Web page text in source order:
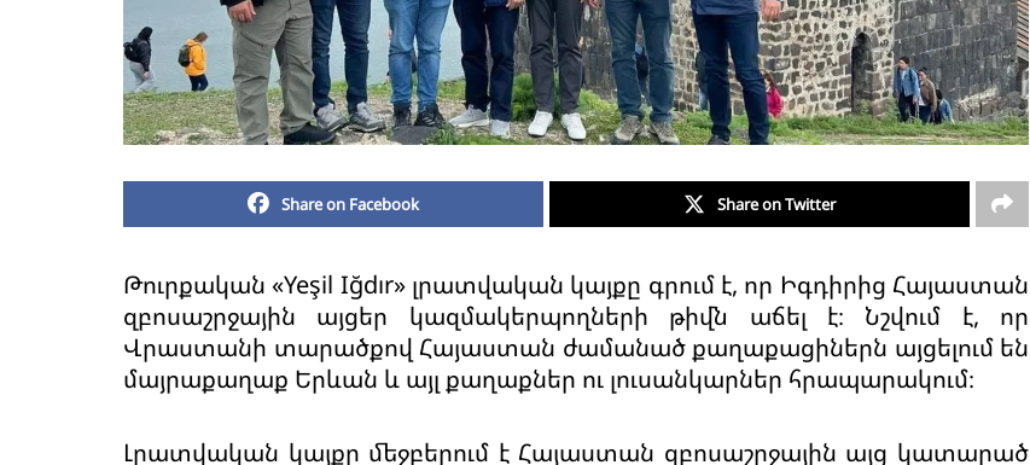
Share on Facebook Share on Twitter
Թուրքական «Yeşil Iğdır» լրատվական կայքը գրում է, որ Իգդիրից Հայաստան
զբոսաշրջային այցեր կազմակերպողների թիվն աճել է։ Նշվում է, որ
Վրաստանի տարածքով Հայաստան ժամանած քաղաքացիներն այցելում են
մայրաքաղաք Երևան և այլ քաղաքներ ու լուսանկարներ հրապարակում։
Լրատվական կայքը մեջբերում է Հայաստան զբոսաշրջային այց կատարած